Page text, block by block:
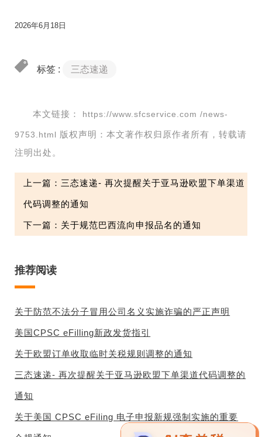
2026年6月18日
标签 : 三态速递
本文链接： https://www.sfcservice.com /news-
9753.html 版权声明：本文著作权归原作者所有，转载请
注明出处。
上一篇：三态速递- 再次提醒关于亚马逊欧盟下单渠道
代码调整的通知
下一篇：关于规范巴西流向申报品名的通知
推荐阅读
关于防范不法分子冒用公司名义实施诈骗的严正声明
美国CPSC eFilling新政发货指引
关于欧盟订单收取临时关税规则调整的通知
三态速递- 再次提醒关于亚马逊欧盟下单渠道代码调整的
通知
关于美国 CPSC eFiling 电子申报新规强制实施的重要